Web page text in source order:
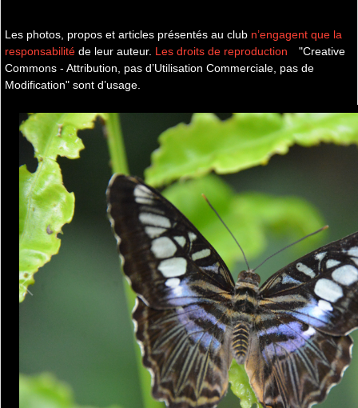
Les photos, propos et articles présentés au club n’engagent que la
responsabilité de leur auteur. Les droits de reproduction
"Creative
Commons - Attribution, pas d’Utilisation Commerciale, pas de
Modification" sont d’usage.